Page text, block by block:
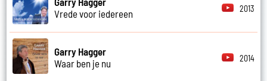
Vrede voor iedereen
2013
Garry Hagger
Waar ben je nu
2014